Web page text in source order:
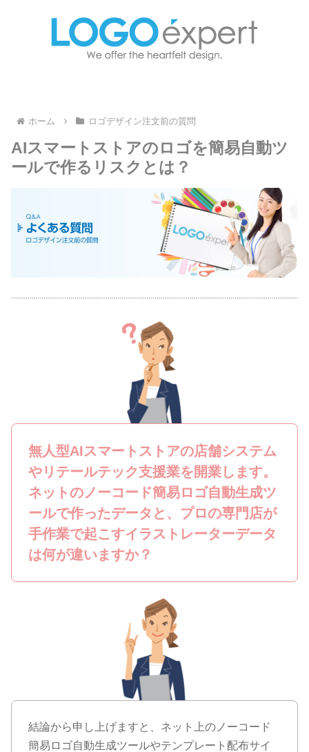
ホーム ロゴデザイン注文前の質問
AIスマートストアのロゴを簡易自動ツ
ールで作るリスクとは？
無人型AIスマートストアの店舗システム
やリテールテック支援業を開業します。
ネットのノーコード簡易ロゴ自動生成ツ
ールで作ったデータと、プロの専門店が
手作業で起こすイラストレーターデータ
は何が違いますか？
結論から申し上げますと、ネット上のノーコード
簡易ロゴ自動生成ツールやテンプレート配布サイ